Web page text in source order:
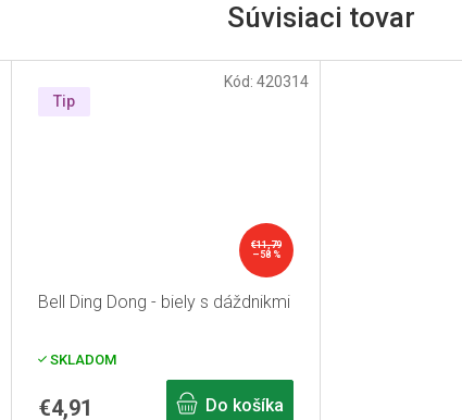
Súvisiaci tovar
Tip
€11,79
–58 %
Bell Ding Dong - biely s dáždnikmi
SKLADOM
€4,91 Do košíka
Kód: 420314